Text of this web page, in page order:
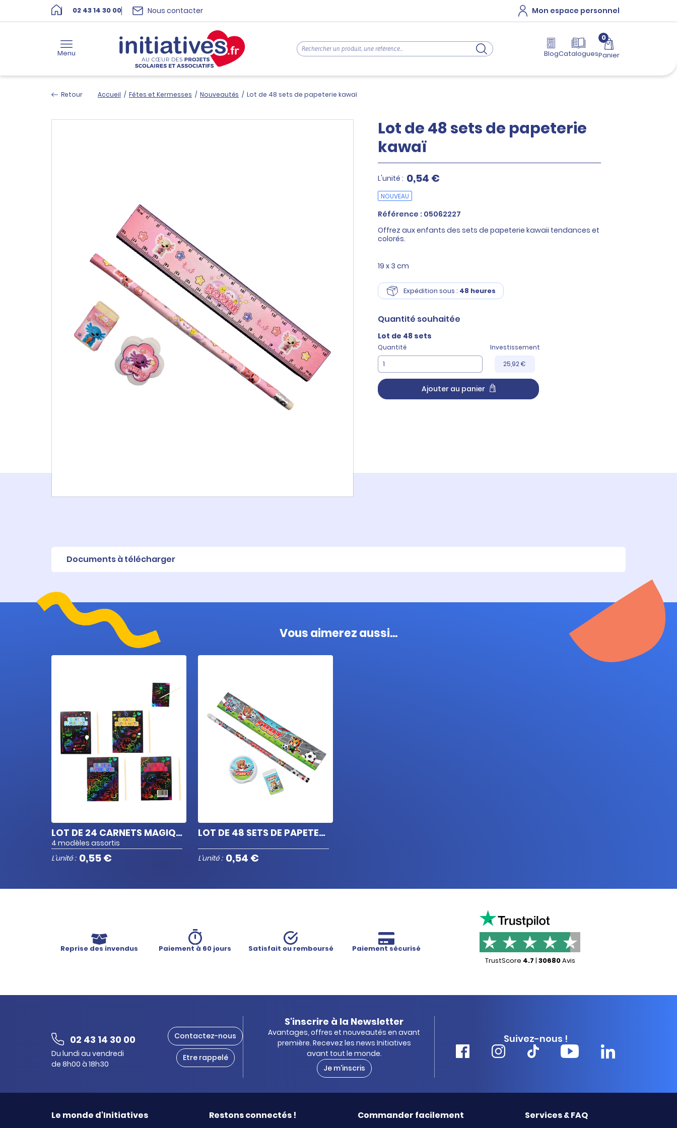
02 43 14 30 00 Nous contacter Mon espace personnel
Menu BlogCatalogues
0
Panier
Retour Accueil / Fêtes et Kermesses / Nouveautés / Lot de 48 sets de papeterie kawaï
Lot de 48 sets de papeterie
kawaï
L'unité : 0,54 €
NOUVEAU
Référence : 05062227
Offrez aux enfants des sets de papeterie kawaii tendances et
colorés.
19 x 3 cm
Expédition sous : 48 heures
Quantité souhaitée
Lot de 48 sets
Quantité
Investissement
25,92 €
Ajouter au panier
Documents à télécharger
Vous aimerez aussi...
LOT DE 24 CARNETS MAGIQUES 6 PAGES
4 modèles assortis
L'unité : 0,55 €
LOT DE 48 SETS DE PAPETERIE FOOT
L'unité : 0,54 €
Reprise des invendus Paiement à 60 jours Satisfait ou remboursé
Paiement sécurisé
TrustScore 4.7 | 30680Avis
02 43 14 30 00
Du lundi au vendredi
de 8h00 à 18h30
Contactez-nous
Etre rappelé
S'inscrire à la Newsletter
Avantages, offres et nouveautés en avant
première. Recevez les news Initiatives
avant tout le monde.
Je m'inscris
Suivez-nous !
Le monde d'Initiatives Restons connectés ! Commander facilement Services & FAQ